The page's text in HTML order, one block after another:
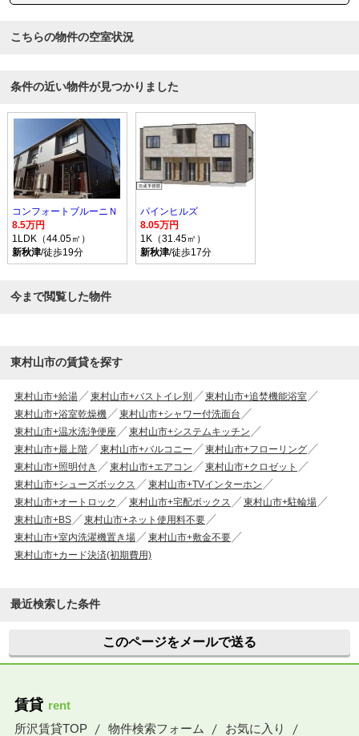
こちらの物件の空室状況
条件の近い物件が見つかりました
コンフォートブルーニＮ
8.5万円
1LDK（44.05㎡）
新秋津/徒歩19分
パインヒルズ
8.05万円
1K（31.45㎡）
新秋津/徒歩17分
今まで閲覧した物件
東村山市の賃貸を探す
東村山市+給湯 東村山市+バストイレ別
東村山市+追焚機能浴室
東村山市+浴室乾燥機
東村山市+シャワー付洗面台
東村山市+温水洗浄便座
東村山市+システムキッチン
東村山市+最上階
東村山市+バルコニー
東村山市+フローリング
東村山市+照明付き
東村山市+エアコン
東村山市+クロゼット
東村山市+シューズボックス
東村山市+TVインターホン
東村山市+オートロック
東村山市+宅配ボックス
東村山市+駐輪場
東村山市+BS
東村山市+ネット使用料不要
東村山市+室内洗濯機置き場
東村山市+敷金不要
東村山市+カード決済(初期費用)
最近検索した条件
このページをメールで送る
賃貸 rent
所沢賃貸TOP
物件検索フォーム
お気に入り